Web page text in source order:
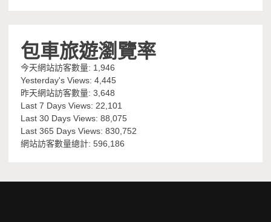
包車旅遊瀏覽率
今天網站訪客數量: 1,946
Yesterday's Views:4,445
昨天網站訪客數量:3,648
Last 7 Days Views: 22,101
Last 30 Days Views:88,075
Last 365 Days Views:830,752
網站訪客數量總計:596,186